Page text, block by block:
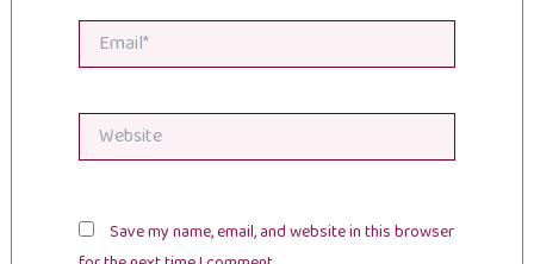
Email*
Website
Save my name, email, and website in this browser